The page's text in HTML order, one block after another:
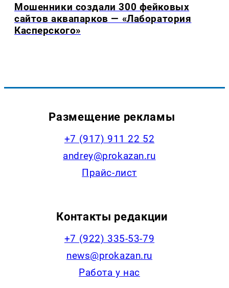
Мошенники создали 300 фейковых
сайтов аквапарков — «Лаборатория
Касперского»
Размещение рекламы
+7 (917) 911 22 52
andrey@prokazan.ru
Прайс-лист
Контакты редакции
+7 (922) 335-53-79
news@prokazan.ru
Работа у нас